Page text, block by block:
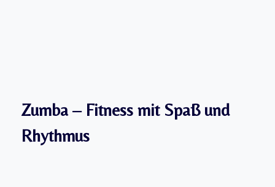
Zumba – Fitness mit Spaß und
Rhythmus